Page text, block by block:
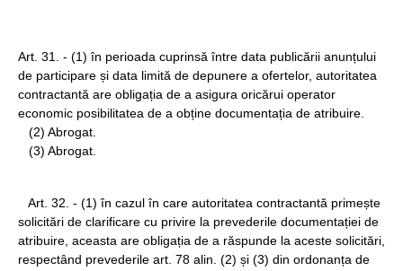
Art. 31. - (1) în perioada cuprinsă între data publicării anunțului
de participare și data limită de depunere a ofertelor, autoritatea
contractantă are obligația de a asigura oricărui operator
economic posibilitatea de a obține documentația de atribuire.
(2) Abrogat.
(3) Abrogat.
Art. 32. - (1) în cazul în care autoritatea contractantă primește
solicitări de clarificare cu privire la prevederile documentației de
atribuire, aceasta are obligația de a răspunde la aceste solicitări,
respectând prevederile art. 78 alin. (2) și (3) din ordonanța de